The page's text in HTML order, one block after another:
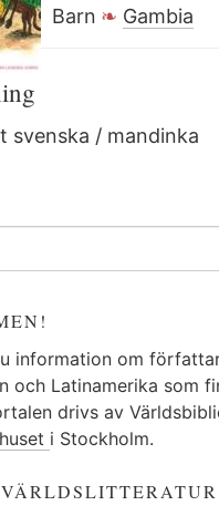
Barn
Gambia
svenska / mandinka
information om
och Latinamerika som
drivs av
i Stockholm.